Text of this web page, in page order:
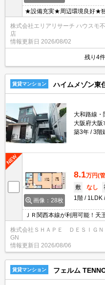
★設備充実★周辺環境良好★
株式会社エリアリサーチ ハウスモ
店
情報更新日 2026/08/02
残り4
賃貸マンション ハイムメゾン東
大和路線・
大阪府大阪
築3年
3階
画像：28枚
8.1万円(
敷
なし
1階
1LDK
ＪＲ関西本線が利用可能！
吉」 システムキッチンや追い炊き機能、浴室乾燥機など設備が充実
しております。
株式会社ＳＨＡＰＥ ＤＥＳＩＧＮ
GN
情報更新日 2026/08/06
賃貸マンション フェルム